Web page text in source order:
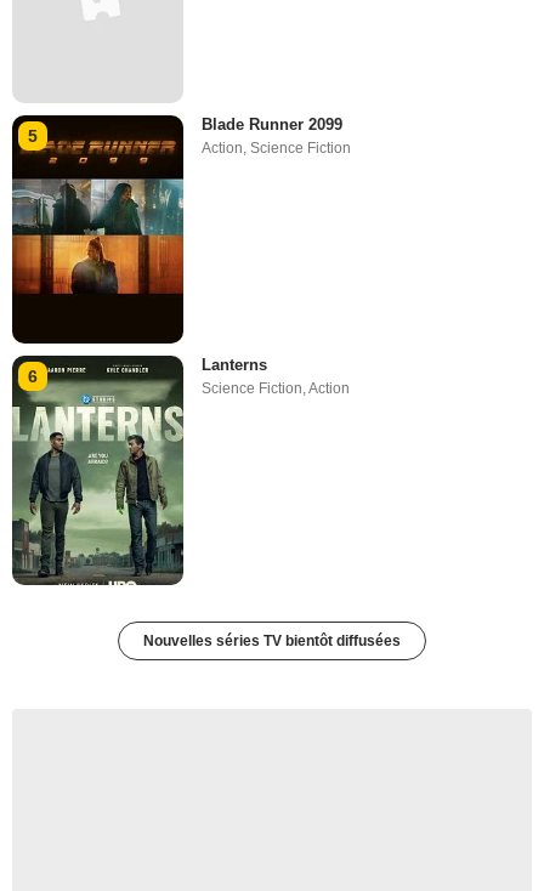
5
Blade Runner 2099
Action,Science Fiction
6
Lanterns
Science Fiction,Action
Nouvelles séries TV bientôt diffusées